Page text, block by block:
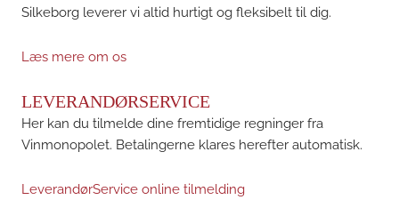
Silkeborg leverer vi altid hurtigt og fleksibelt til dig.
Læs mere om os
LEVERANDØRSERVICE
Her kan du tilmelde dine fremtidige regninger fra
Vinmonopolet. Betalingerne klares herefter automatisk.
LeverandørService online tilmelding